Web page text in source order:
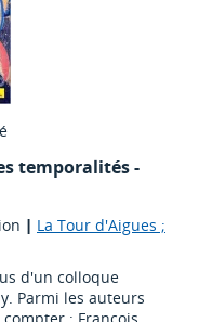
temporalités -
| La Tour d'Aigues ;
d'un colloque
Parmi les auteurs